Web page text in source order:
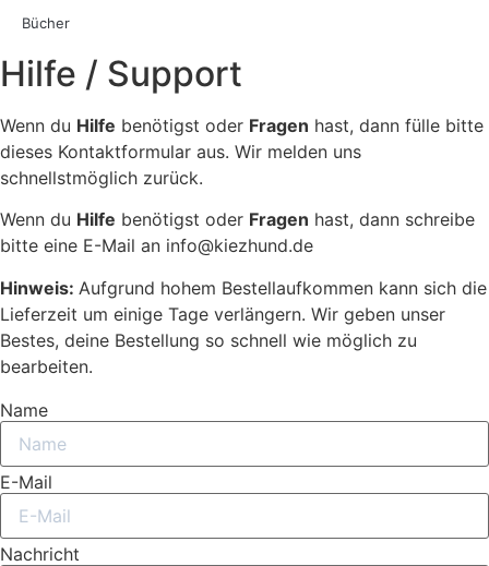
Bücher
Hilfe / Support
Wenn du Hilfe benötigst oder Fragen hast, dann fülle bitte
dieses Kontaktformular aus. Wir melden uns
schnellstmöglich zurück.
Wenn du Hilfe benötigst oder Fragen hast, dann schreibe
bitte eine E-Mail an info@kiezhund.de
Hinweis: Aufgrund hohem Bestellaufkommen kann sich die
Lieferzeit um einige Tage verlängern. Wir geben unser
Bestes, deine Bestellung so schnell wie möglich zu
bearbeiten.
Name
E-Mail
Nachricht